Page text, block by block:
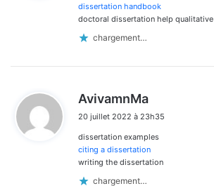
dissertation handbook
doctoral dissertation help qualitative
chargement…
AvivamnMa
t
:
20 juillet 2022 à 23h35
dissertation examples
citing a dissertation
writing the dissertation
chargement…